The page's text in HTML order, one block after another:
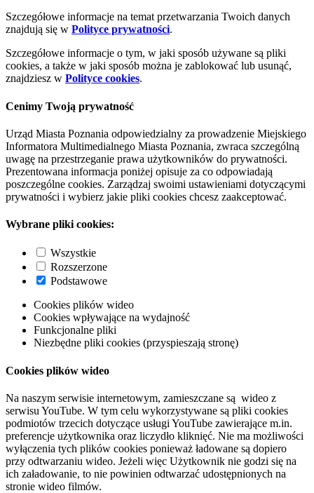
Szczegółowe informacje na temat przetwarzania Twoich danych
znajdują się w Polityce prywatności.
Szczegółowe informacje o tym, w jaki sposób używane są pliki
cookies, a także w jaki sposób można je zablokować lub usunąć,
znajdziesz w Polityce cookies.
Cenimy Twoją prywatność
Urząd Miasta Poznania odpowiedzialny za prowadzenie Miejskiego
Informatora Multimedialnego Miasta Poznania, zwraca szczególną
uwagę na przestrzeganie prawa użytkowników do prywatności.
Prezentowana informacja poniżej opisuje za co odpowiadają
poszczególne cookies. Zarządzaj swoimi ustawieniami dotyczącymi
prywatności i wybierz jakie pliki cookies chcesz zaakceptować.
Wybrane pliki cookies:
Wszystkie
Rozszerzone
Podstawowe
Cookies plików wideo
Cookies wpływające na wydajność
Funkcjonalne pliki
Niezbędne pliki cookies (przyspieszają stronę)
Cookies plików wideo
Na naszym serwisie internetowym, zamieszczane są wideo z
serwisu YouTube. W tym celu wykorzystywane są pliki cookies
podmiotów trzecich dotyczące usługi YouTube zawierające m.in.
preferencje użytkownika oraz liczydło kliknięć. Nie ma możliwości
wyłączenia tych plików cookies ponieważ ładowane są dopiero
przy odtwarzaniu wideo. Jeżeli więc Użytkownik nie godzi się na
ich załadowanie, to nie powinien odtwarzać udostępnionych na
stronie wideo filmów.